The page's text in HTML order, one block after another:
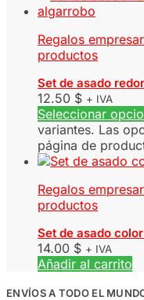
Regalos
productos
Set de asado
12.50 $ + IVA
Seleccionar
variantes. Las
página de
Regalos
productos
Set de asado
14.00 $ + IVA
Añadir al carrito
ENVÍOS A TODO EL